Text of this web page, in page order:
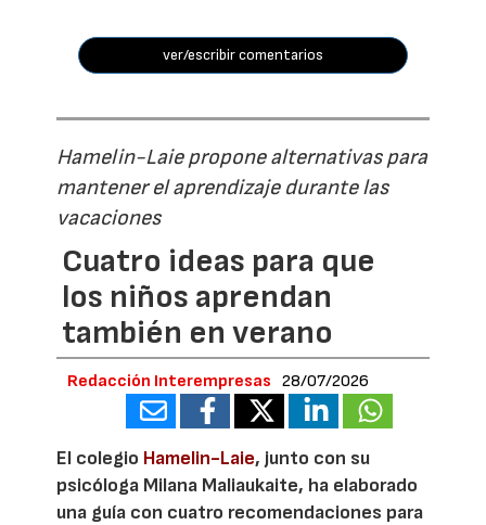
ver/escribir comentarios
Hamelin-Laie propone alternativas para
mantener el aprendizaje durante las
vacaciones
Cuatro ideas para que
los niños aprendan
también en verano
Redacción Interempresas 28/07/2026
El colegio Hamelin-Laie, junto con su
psicóloga Milana Maliaukaite, ha elaborado
una guía con cuatro recomendaciones para